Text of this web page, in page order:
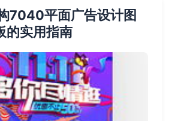
7040平面广告设计图
的实用指南